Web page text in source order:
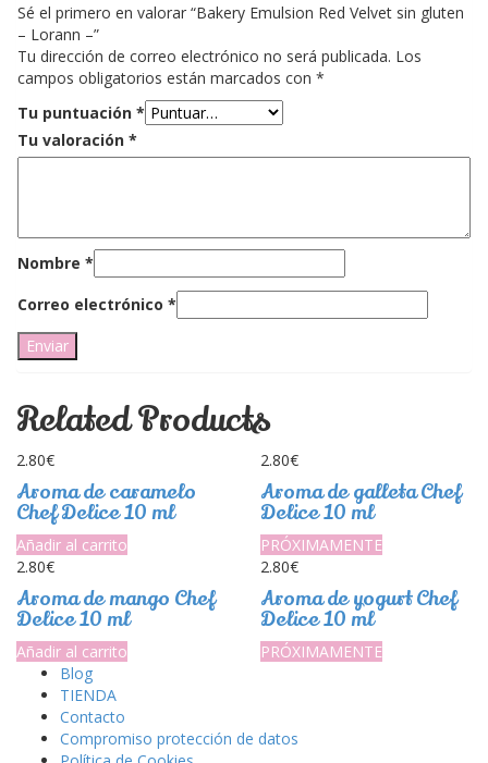
Sé el primero en valorar “Bakery Emulsion Red Velvet sin gluten
– Lorann –”
Tu dirección de correo electrónico no será publicada. Los
campos obligatorios están marcados con *
Tu puntuación *
Tu valoración *
Nombre *
Correo electrónico *
Related Products
2.80€
Aroma de caramelo
Chef Delice 10 ml
Añadir al carrito
2.80€
Aroma de galleta Chef
Delice 10 ml
PRÓXIMAMENTE
2.80€
Aroma de mango Chef
Delice 10 ml
Añadir al carrito
2.80€
Aroma de yogurt Chef
Delice 10 ml
PRÓXIMAMENTE
Blog
TIENDA
Contacto
Compromiso protección de datos